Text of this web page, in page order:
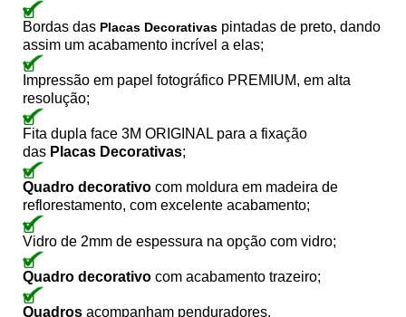
Bordas das Placas Decorativas pintadas de preto, dando
assim um acabamento incrível a elas;
Impressão em papel fotográfico PREMIUM, em alta
resolução;
Fita dupla face 3M ORIGINAL para a fixação
das Placas Decorativas;
Quadro decorativo com moldura em madeira de
reflorestamento, com excelente acabamento;
Vidro de 2mm de espessura na opção com vidro;
Quadro decorativo com acabamento trazeiro;
Quadros acompanham penduradores.